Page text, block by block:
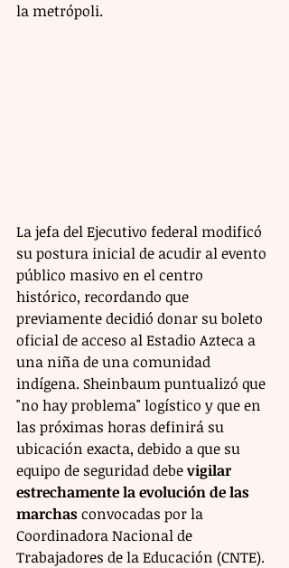
la metrópoli.
La jefa del Ejecutivo federal modificó
su postura inicial de acudir al evento
público masivo en el centro
histórico, recordando que
previamente decidió donar su boleto
oficial de acceso al Estadio Azteca a
una niña de una comunidad
indígena. Sheinbaum puntualizó que
"no hay problema" logístico y que en
las próximas horas definirá su
ubicación exacta, debido a que su
equipo de seguridad debe vigilar
estrechamente la evolución de las
marchas convocadas por la
Coordinadora Nacional de
Trabajadores de la Educación (CNTE).